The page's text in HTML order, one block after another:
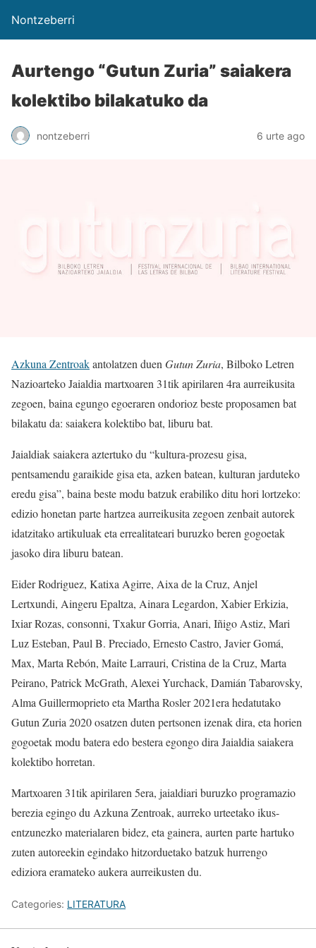
Nontzeberri
Aurtengo “Gutun Zuria” saiakera
kolektibo bilakatuko da
nontzeberri 6 urte ago
Azkuna Zentroakantolatzen duenGutun Zuria, Bilboko Letren
Nazioarteko Jaialdia martxoaren 31tik apirilaren 4ra aurreikusita
zegoen, baina egungo egoeraren ondorioz beste proposamen bat
bilakatu da: saiakera kolektibo bat, liburu bat.
Jaialdiak saiakera aztertuko du “kultura-prozesu gisa,
pentsamendu garaikide gisa eta, azken batean, kulturan jarduteko
eredu gisa”, baina beste modu batzuk erabiliko ditu hori lortzeko:
edizio honetan parte hartzea aurreikusita zegoen zenbait autorek
idatzitako artikuluak eta errealitateari buruzko beren gogoetak
jasoko dira liburu batean.
Eider Rodriguez, Katixa Agirre, Aixa de la Cruz, Anjel
Lertxundi, Aingeru Epaltza, Ainara Legardon, Xabier Erkizia,
Ixiar Rozas, consonni, Txakur Gorria, Anari, Iñigo Astiz, Mari
Luz Esteban, Paul B. Preciado, Ernesto Castro, Javier Gomá,
Max, Marta Rebón, Maite Larrauri, Cristina de la Cruz, Marta
Peirano, Patrick McGrath, Alexei Yurchack, Damián Tabarovsky,
Alma Guillermoprieto eta Martha Rosler 2021era hedatutako
Gutun Zuria 2020 osatzen duten pertsonen izenak dira, eta horien
gogoetak modu batera edo bestera egongo dira Jaialdia saiakera
kolektibo horretan.
Martxoaren 31tik apirilaren 5era, jaialdiari buruzko programazio
berezia egingo du Azkuna Zentroak, aurreko urteetako ikus-
entzunezko materialaren bidez, eta gainera, aurten parte hartuko
zuten autoreekin egindako hitzorduetako batzuk hurrengo
ediziora eramateko aukera aurreikusten du.
Categories: LITERATURA